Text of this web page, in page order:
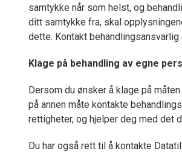
samtykke når som helst, og
ditt samtykke fra, skal
dette. Kontakt
Klage på behandling av egne
Dersom du ønsker å klage på
på annen måte kontakte
rettigheter, og hjelper deg med det
Du har også rett til å kontakte